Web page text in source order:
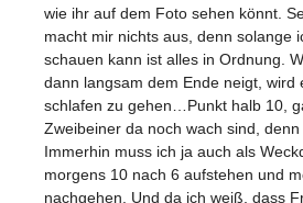
wie ihr auf dem Foto sehen könnt.
macht mir nichts aus, denn solange
schauen kann ist alles in Ordnung.
dann langsam dem Ende neigt, wird
schlafen zu gehen…Punkt halb 10,
Zweibeiner da noch wach sind, denn
Immerhin muss ich ja auch als
morgens 10 nach 6 aufstehen und
nachgehen. Und da ich weiß, dass